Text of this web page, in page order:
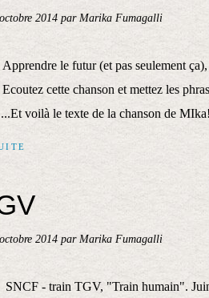
2014 par Marika Fumagalli
Apprendre le futur (et pas seulement
Ecoutez cette chanson et mettez les
voilà le texte de la chanson de
2014 par Marika Fumagalli
SNCF - train TGV, "Train humain".